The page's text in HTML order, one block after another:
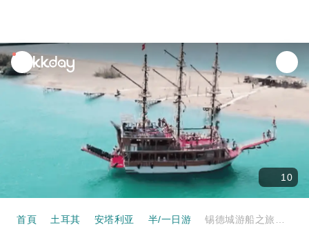
unread
notifications
10
首頁 土耳其 安塔利亚 半/一日游